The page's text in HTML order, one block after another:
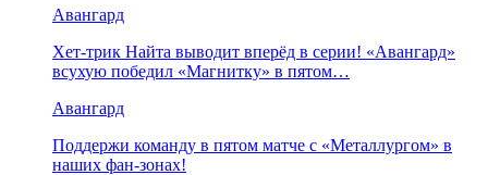
Авангард
Хет-трик Найта выводит вперёд в серии! «Авангард»
всухую победил «Магнитку» в пятом…
Авангард
Поддержи команду в пятом матче с «Металлургом» в
наших фан-зонах!